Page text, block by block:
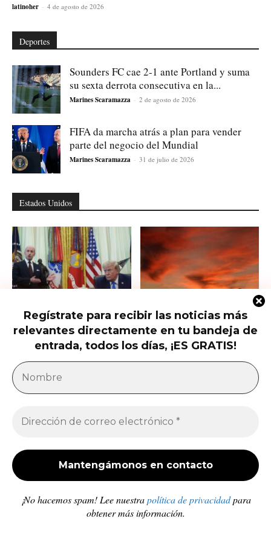
latinoher - 4 de agosto de 2026
Deportes
Sounders FC cae 2-1 ante Portland y suma
su sexta derrota consecutiva en la...
Marines Scaramazza - 2 de agosto de 2026
FIFA da marcha atrás a plan para vender
parte del negocio del Mundial
Marines Scaramazza - 31 de julio de 2026
Estados Unidos
Trump firma nuevas órdenes para
restringir la ciudadanía por
nacimiento
Trump presiona al Senado para
aprobar el horario de verano
permanente...
América Latina
demócratas de impulsar una campaña contra...
Enfermedades crónicas y diarrea van en aumento
en comunidades afectadas por los sismos en...
Regístrate para recibir las noticias más
relevantes directamente en tu bandeja de
entrada, todos los días, ¡ES GRATIS!
¡No hacemos spam! Lee nuestrapolítica de privacidadpara
obtener más información.